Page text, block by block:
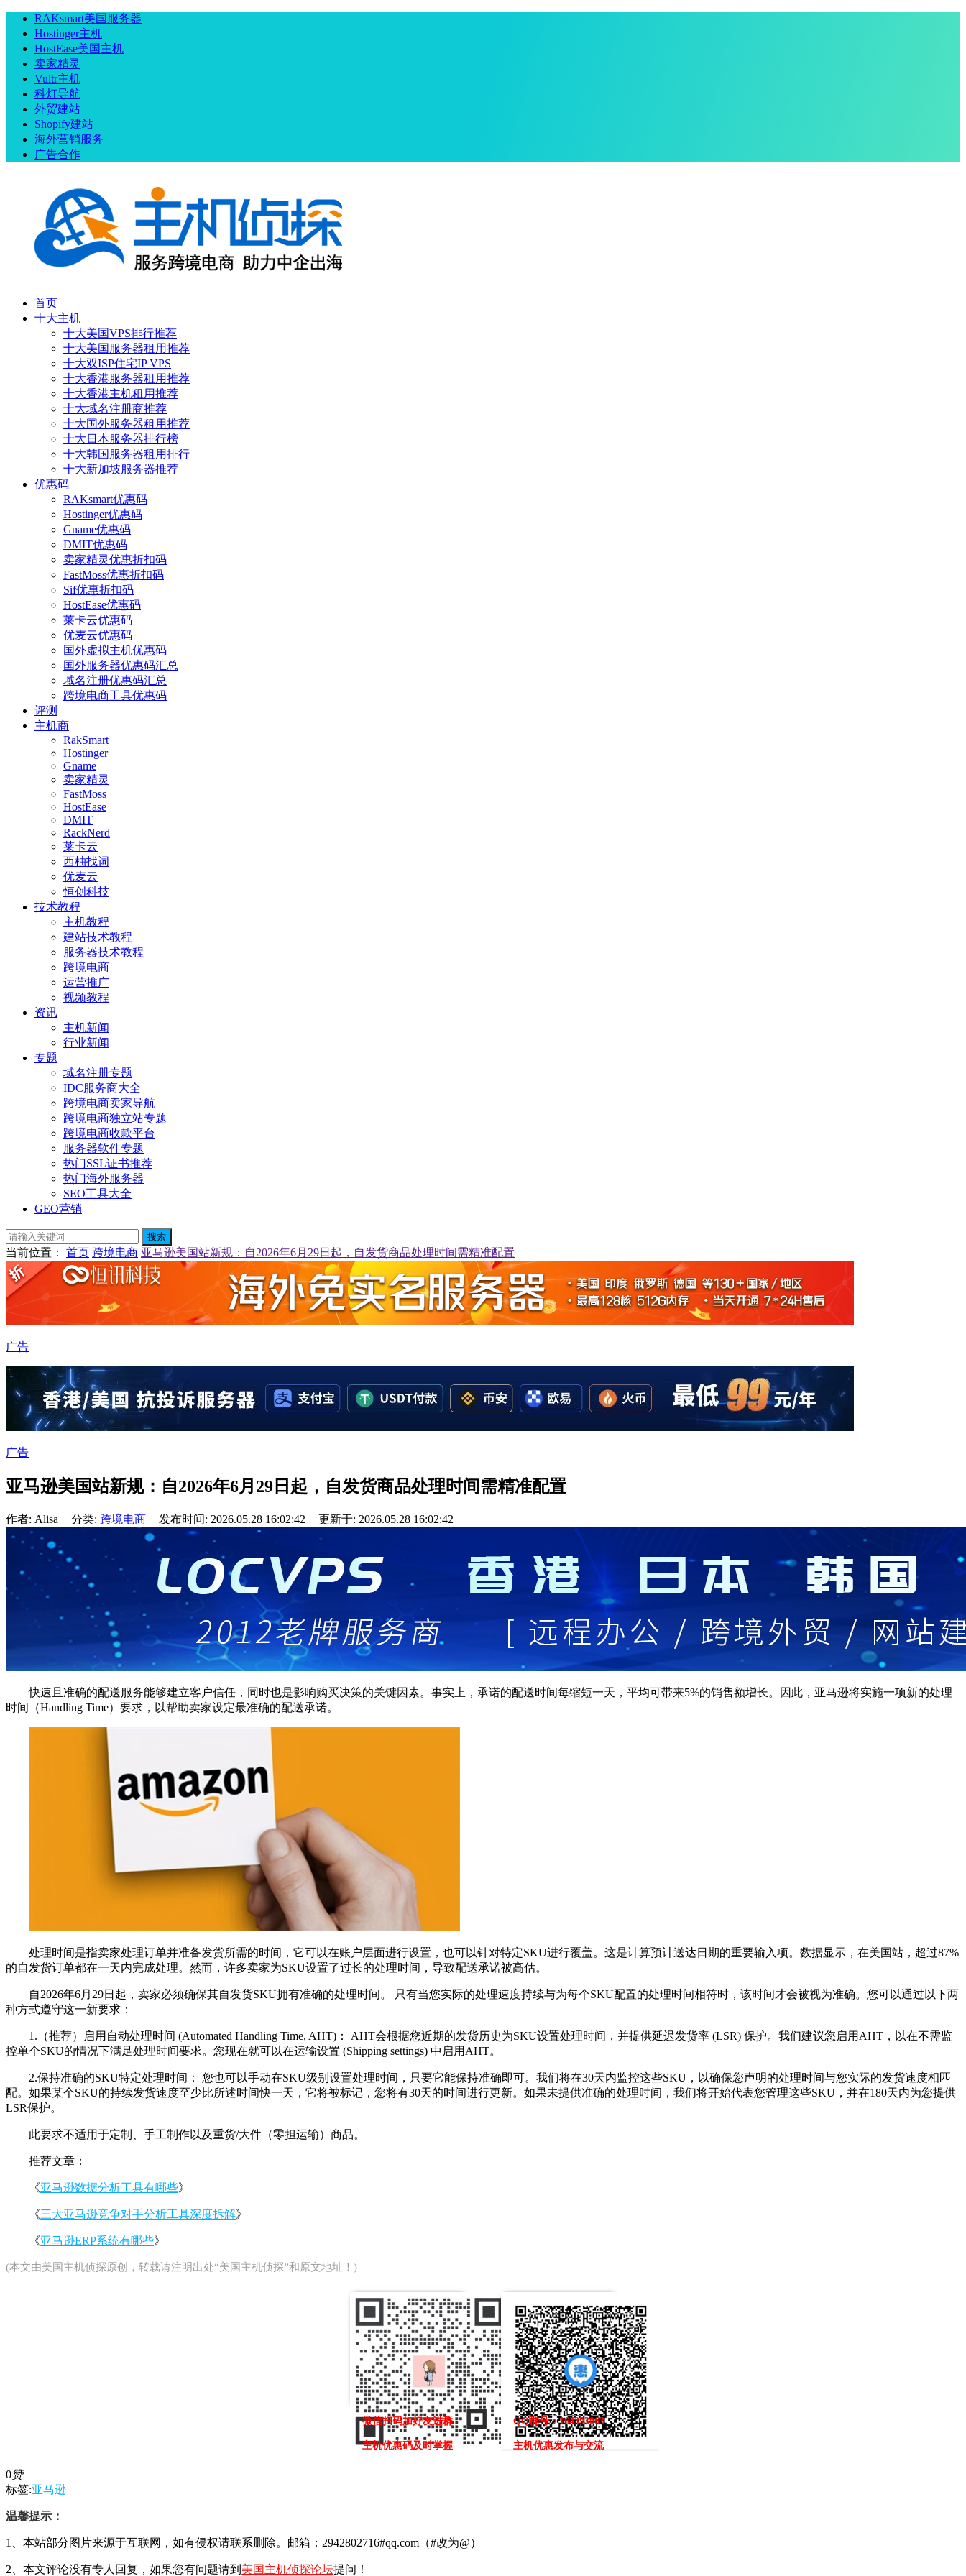
RAKsmart美国服务器
Hostinger主机
HostEase美国主机
卖家精灵
Vultr主机
科灯导航
外贸建站
Shopify建站
海外营销服务
广告合作
首页
十大主机
十大美国VPS排行推荐
十大美国服务器租用推荐
十大双ISP住宅IP VPS
十大香港服务器租用推荐
十大香港主机租用推荐
十大域名注册商推荐
十大国外服务器租用推荐
十大日本服务器排行榜
十大韩国服务器租用排行
十大新加坡服务器推荐
优惠码
RAKsmart优惠码
Hostinger优惠码
Gname优惠码
DMIT优惠码
卖家精灵优惠折扣码
FastMoss优惠折扣码
Sif优惠折扣码
HostEase优惠码
莱卡云优惠码
优麦云优惠码
国外虚拟主机优惠码
国外服务器优惠码汇总
域名注册优惠码汇总
跨境电商工具优惠码
评测
主机商
RakSmart
Hostinger
Gname
卖家精灵
FastMoss
HostEase
DMIT
RackNerd
莱卡云
西柚找词
优麦云
恒创科技
技术教程
主机教程
建站技术教程
服务器技术教程
跨境电商
运营推广
视频教程
资讯
主机新闻
行业新闻
专题
域名注册专题
IDC服务商大全
跨境电商卖家导航
跨境电商独立站专题
跨境电商收款平台
服务器软件专题
热门SSL证书推荐
热门海外服务器
SEO工具大全
GEO营销
搜索
当前位置 ： 首页 跨境电商 亚马逊美国站新规：自2026年6月29日起，自发货商品处理时间需精准配置
广告
广告
亚马逊美国站新规：自2026年6月29日起，自发货商品处理时间需精准配置
作者: Alisa 分类: 跨境电商 发布时间: 2026.05.28 16:02:42 更新于: 2026.05.28 16:02:42
快速且准确的配送服务能够建立客户信任，同时也是影响购买决策的关键因素。事实上，承诺的配送时间每缩短一天，平均可带来5%的销售额增长。因此，亚马逊将实施一项新的处理
时间（Handling Time）要求，以帮助卖家设定最准确的配送承诺。
处理时间是指卖家处理订单并准备发货所需的时间，它可以在账户层面进行设置，也可以针对特定SKU进行覆盖。这是计算预计送达日期的重要输入项。数据显示，在美国站，超过87%
的自发货订单都在一天内完成处理。然而，许多卖家为SKU设置了过长的处理时间，导致配送承诺被高估。
自2026年6月29日起，卖家必须确保其自发货SKU拥有准确的处理时间。 只有当您实际的处理速度持续与为每个SKU配置的处理时间相符时，该时间才会被视为准确。您可以通过以下两
种方式遵守这一新要求：
1.（推荐）启用自动处理时间 (Automated Handling Time, AHT)： AHT会根据您近期的发货历史为SKU设置处理时间，并提供延迟发货率 (LSR) 保护。我们建议您启用AHT，以在不需监
控单个SKU的情况下满足处理时间要求。您现在就可以在运输设置 (Shipping settings) 中启用AHT。
2.保持准确的SKU特定处理时间： 您也可以手动在SKU级别设置处理时间，只要它能保持准确即可。我们将在30天内监控这些SKU，以确保您声明的处理时间与您实际的发货速度相匹
配。如果某个SKU的持续发货速度至少比所述时间快一天，它将被标记，您将有30天的时间进行更新。如果未提供准确的处理时间，我们将开始代表您管理这些SKU，并在180天内为您提供
LSR保护。
此要求不适用于定制、手工制作以及重货/大件（零担运输）商品。
推荐文章：
《亚马逊数据分析工具有哪些》
《三大亚马逊竞争对手分析工具深度拆解》
《亚马逊ERP系统有哪些》
(本文由美国主机侦探原创，转载请注明出处“美国主机侦探”和原文地址！)
微信扫码加好友进群
主机优惠码及时掌握
QQ群号：164393063
主机优惠发布与交流
0赞
标签:亚马逊
温馨提示：
1、本站部分图片来源于互联网，如有侵权请联系删除。邮箱：2942802716#qq.com（#改为@）
2、本文评论没有专人回复，如果您有问题请到 美国主机侦探论坛提问！